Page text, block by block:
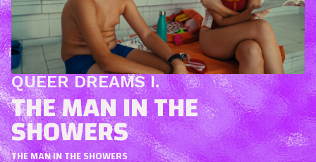
QUEER DREAMS I.
THE MAN IN THE
SHOWERS
THE MAN IN THE SHOWERS